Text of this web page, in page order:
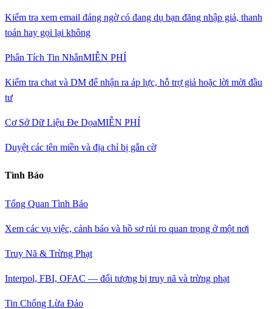
Kiểm tra xem email đáng ngờ có đang dụ bạn đăng nhập giả, thanh
toán hay gọi lại không
Phân Tích Tin NhắnMIỄN PHÍ
Kiểm tra chat và DM để nhận ra áp lực, hỗ trợ giả hoặc lời mời đầu
tư
Cơ Sở Dữ Liệu Đe DọaMIỄN PHÍ
Duyệt các tên miền và địa chỉ bị gắn cờ
Tình Báo
Tổng Quan Tình Báo
Xem các vụ việc, cảnh báo và hồ sơ rủi ro quan trọng ở một nơi
Truy Nã & Trừng Phạt
Interpol, FBI, OFAC — đối tượng bị truy nã và trừng phạt
Tin Chống Lừa Đảo